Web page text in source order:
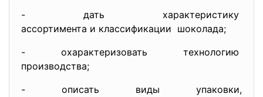
- дать характеристику
ассортимента и классификации шоколада;
- охарактеризовать технологию
производства;
- описать виды упаковки,